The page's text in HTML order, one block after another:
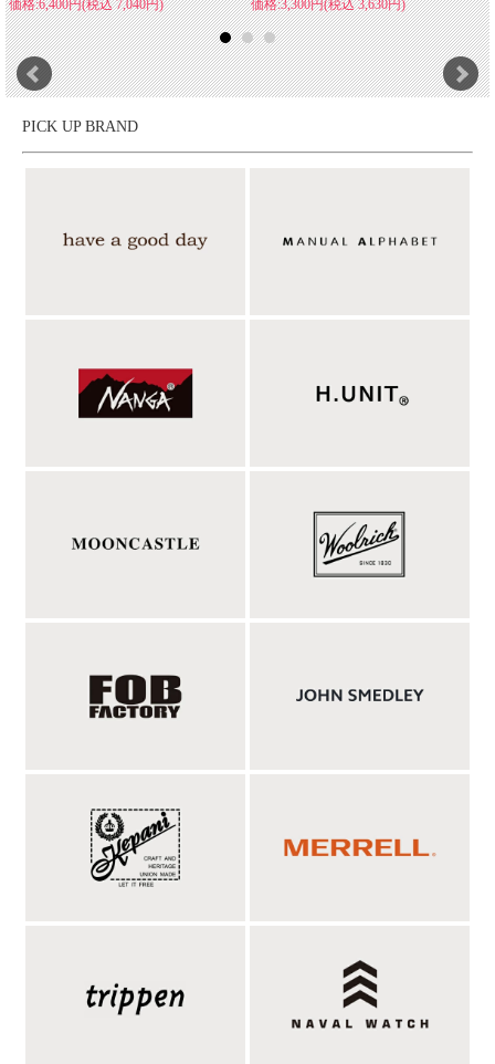
価格:6,400円(税込 7,040円) 価格:3,300円(税込 3,630円)
PICK UP BRAND